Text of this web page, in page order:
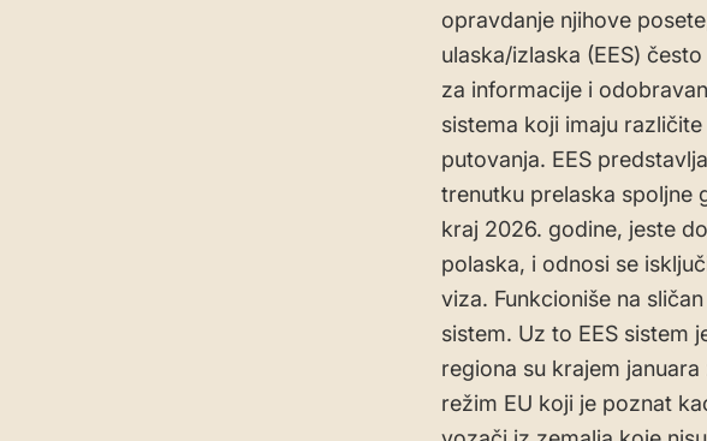
opravdanje njihove
ulaska/izlaska (EES)
za informacije i
sistema koji imaju
putovanja. EES
trenutku prelaska spoljne
kraj 2026. godine, jeste
polaska, i odnosi se
viza. Funkcioniše na
sistem. Uz to EES sistem
regiona su krajem
režim EU koji je poznat